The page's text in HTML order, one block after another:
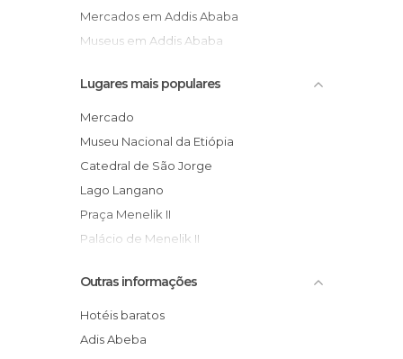
Mercados em Addis Ababa
Museus em Addis Ababa
Universidades em Addis Ababa
Lugares mais populares
Mercado
Museu Nacional da Etiópia
Catedral de São Jorge
Lago Langano
Praça Menelik II
Palácio de Menelik II
Rua King George VI
Addis Ababa
Cerimônia do café
Outras informações
Hotéis baratos
Adis Abeba